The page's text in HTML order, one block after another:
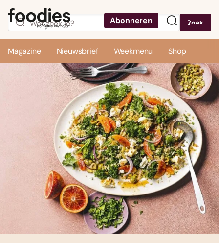
Abonneren Zoek
Magazine Nieuwsbrief Weekmenu Shop